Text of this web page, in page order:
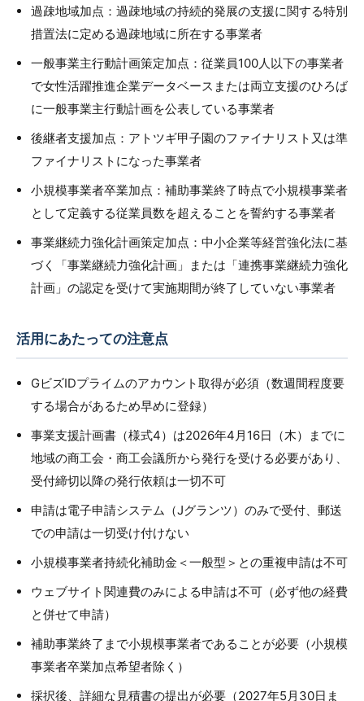
過疎地域加点：過疎地域の持続的発展の支援に関する特別
措置法に定める過疎地域に所在する事業者
一般事業主行動計画策定加点：従業員100人以下の事業者
で女性活躍推進企業データベースまたは両立支援のひろば
に一般事業主行動計画を公表している事業者
後継者支援加点：アトツギ甲子園のファイナリスト又は準
ファイナリストになった事業者
小規模事業者卒業加点：補助事業終了時点で小規模事業者
として定義する従業員数を超えることを誓約する事業者
事業継続力強化計画策定加点：中小企業等経営強化法に基
づく「事業継続力強化計画」または「連携事業継続力強化
計画」の認定を受けて実施期間が終了していない事業者
活用にあたっての注意点
GビズIDプライムのアカウント取得が必須（数週間程度要
する場合があるため早めに登録）
事業支援計画書（様式4）は2026年4月16日（木）までに
地域の商工会・商工会議所から発行を受ける必要があり、
受付締切以降の発行依頼は一切不可
申請は電子申請システム（Jグランツ）のみで受付、郵送
での申請は一切受け付けない
小規模事業者持続化補助金＜一般型＞との重複申請は不可
ウェブサイト関連費のみによる申請は不可（必ず他の経費
と併せて申請）
補助事業終了まで小規模事業者であることが必要（小規模
事業者卒業加点希望者除く）
採択後、詳細な見積書の提出が必要（2027年5月30日ま